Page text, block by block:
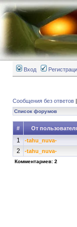
Вход
Сообщения без ответов |
Список форумов
# От
1 -tahu_nuva-
2 -tahu_nuva-
Комментариев: 2